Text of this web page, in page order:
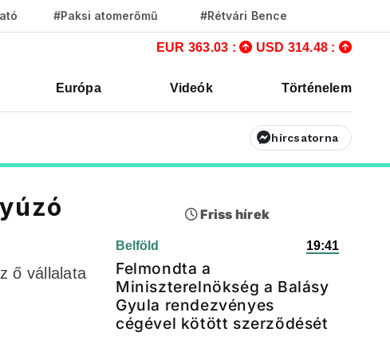
#Paksi atomerőmű #Rétvári Bence
EUR 363.03 : USD 314.48 :
Európa Videók Történelem
hírcsatorna
ő vállalata
Friss hírek
Belföld 19:41
Felmondta a
Miniszterelnökség a Balásy
Gyula rendezvényes
cégével kötött szerződését